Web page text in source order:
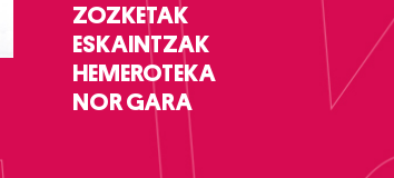
ZOZKETAK
ESKAINTZAK
HEMEROTEKA
NOR GARA